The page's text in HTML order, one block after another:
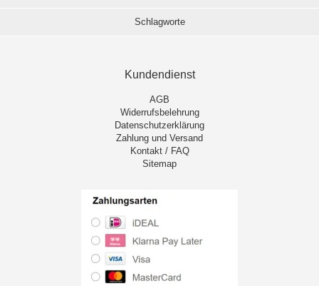
Schlagworte
Kundendienst
AGB
Widerrufsbelehrung
Datenschutzerklärung
Zahlung und Versand
Kontakt / FAQ
Sitemap